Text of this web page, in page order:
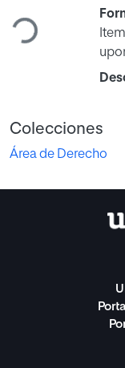
Colecciones
Área de Derecho